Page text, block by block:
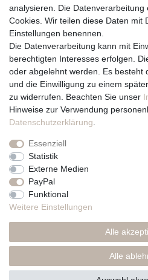
Über uns und unsere Kerzen
Team
Unternehmen / Philosophie
Kerzenpflege und Abbrennhinweise
Unsere Kerzenlieferanten
Du erreichst uns von
Montag bis Freitag 10 bis 17 Uhr
Telefonisch und per Whatsapp
erreichst Du uns unter:
+49 561 287 907 84
Rechtliches
Impressum
Datenschutzerklärung
* Preise inkl. MwSt., zzgl.
analysieren. Die
Cookies. Wir teilen diese Daten mit
Einstellungen benennen.
Die Datenverarbeitung kann mit
berechtigten Interesses erfolgen.
oder abgelehnt werden. Es besteht
und die Einwilligung zu einem
zu widerrufen. Beachten Sie unser
Hinweise zur Verwendung
Daten­schutz­erklärung
Essenziell
Statistik
Externe Medien
PayPal
Funktional
Weitere Einstellungen
Alle
Alle